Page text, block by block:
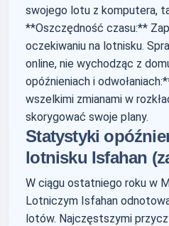
swojego lotu z komputera,
**Oszczędność czasu:**
oczekiwaniu na lotnisku.
online, nie wychodząc z
opóźnieniach i
wszelkimi zmianami w
skorygować swoje plany.
Statystyki
lotnisku Isfahan
W ciągu ostatniego roku w
Lotniczym Isfahan
lotów. Najczęstszymi